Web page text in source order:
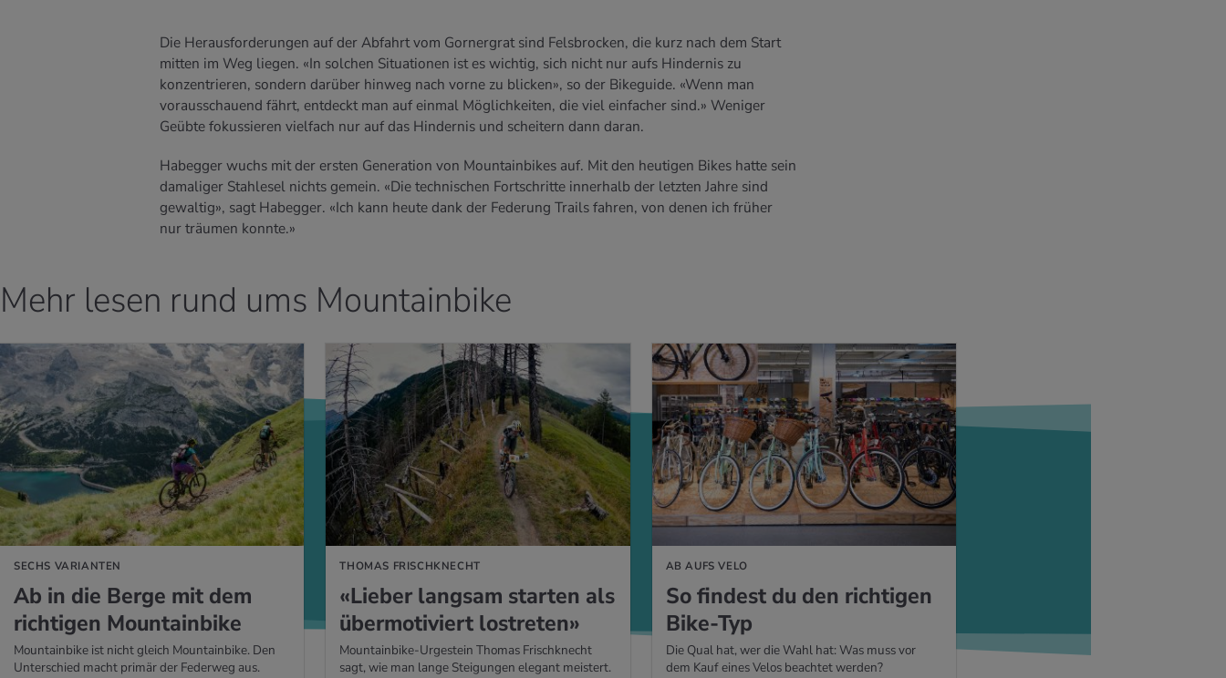
Die Herausforderungen auf der Abfahrt vom Gornergrat sind Felsbrocken, die kurz nach dem Start
mitten im Weg liegen. «In solchen Situationen ist es wichtig, sich nicht nur aufs Hindernis zu
konzentrieren, sondern darüber hinweg nach vorne zu blicken», so der Bikeguide. «Wenn man
vorausschauend fährt, entdeckt man auf einmal Möglichkeiten, die viel einfacher sind.» Weniger
Geübte fokussieren vielfach nur auf das Hindernis und scheitern dann daran.
Habegger wuchs mit der ersten Generation von Mountainbikes auf. Mit den heutigen Bikes hatte sein
damaliger Stahlesel nichts gemein. «Die technischen Fortschritte innerhalb der letzten Jahre sind
gewaltig», sagt Habegger. «Ich kann heute dank der Federung Trails fahren, von denen ich früher
nur träumen konnte.»
Mehr lesen rund ums Mountainbike
SECHS VARIANTEN
Ab in die Berge mit dem
rich­ti­gen Moun­tain­bike
Mountainbike ist nicht gleich Mountainbike. Den
Unterschied macht primär der Federweg aus.
ERFAHREN
THOMAS FRISCHKNECHT
«Lie­ber lang­sam star­ten als
über­mo­ti­viert los­tre­ten»
Mountainbike-Urgestein Thomas Frischknecht
sagt, wie man lange Steigungen elegant meistert.
MEHR ERFAHREN
AB AUFS VELO
So fin­dest du den rich­ti­gen
Bike-Typ
Die Qual hat, wer die Wahl hat: Was muss vor
dem Kauf eines Velos beachtet werden?